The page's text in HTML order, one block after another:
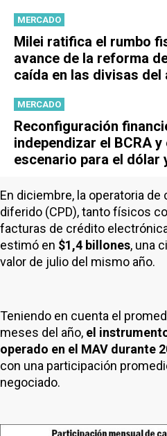
MERCADO
Milei ratifica el rumbo
avance de la reforma
caída en las divisas del
MERCADO
Reconfiguración
independizar el BCRA y
escenario para el dólar
En diciembre, la operatoria de
diferido (CPD), tanto físicos
facturas de crédito
estimó en $1,4 billones, una
valor de julio del mismo año.
Teniendo en cuenta el
meses del año, el
operado en el MAV durante
con una participación
negociado.